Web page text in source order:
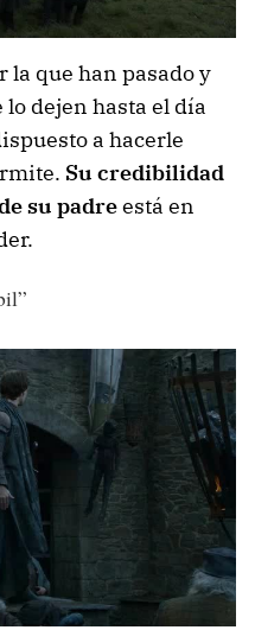
la que han pasado y
dejen hasta el día
a hacerle
Su credibilidad
su padreestá en